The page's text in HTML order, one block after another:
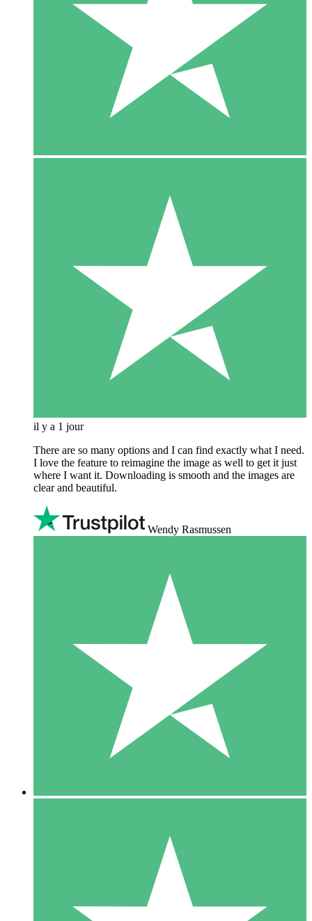
il y a 1 jour
There are so many options and I can find exactly what I need.
I love the feature to reimagine the image as well to get it just
where I want it. Downloading is smooth and the images are
clear and beautiful.
Wendy Rasmussen